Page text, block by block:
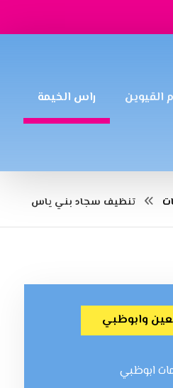
القيوين راس الخيمة
تنظيف سجاد بني ياس
وابوظبي
ابوظبي